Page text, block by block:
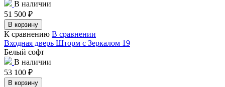
В наличии
51 500 ₽
В корзину
К сравнению В сравнении
Входная дверь Шторм с Зеркалом 19
Белый софт
В наличии
53 100 ₽
В корзину